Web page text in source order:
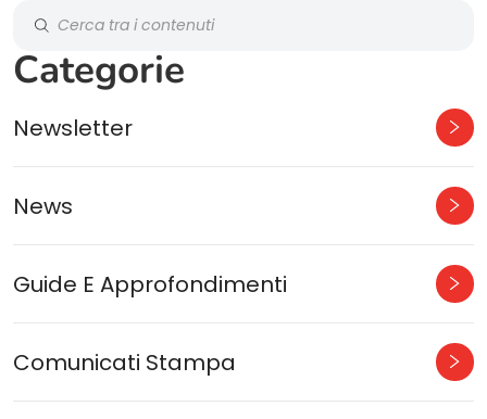
Categorie
Newsletter
News
Guide E Approfondimenti
Comunicati Stampa